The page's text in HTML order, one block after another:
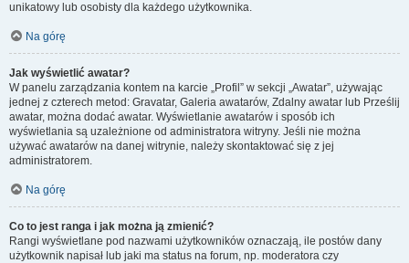
unikatowy lub osobisty dla każdego użytkownika.
Na górę
Jak wyświetlić awatar?
W panelu zarządzania kontem na karcie „Profil” w sekcji „Awatar”, używając
jednej z czterech metod: Gravatar, Galeria awatarów, Zdalny awatar lub Prześlij
awatar, można dodać awatar. Wyświetlanie awatarów i sposób ich
wyświetlania są uzależnione od administratora witryny. Jeśli nie można
używać awatarów na danej witrynie, należy skontaktować się z jej
administratorem.
Na górę
Co to jest ranga i jak można ją zmienić?
Rangi wyświetlane pod nazwami użytkowników oznaczają, ile postów dany
użytkownik napisał lub jaki ma status na forum, np. moderatora czy